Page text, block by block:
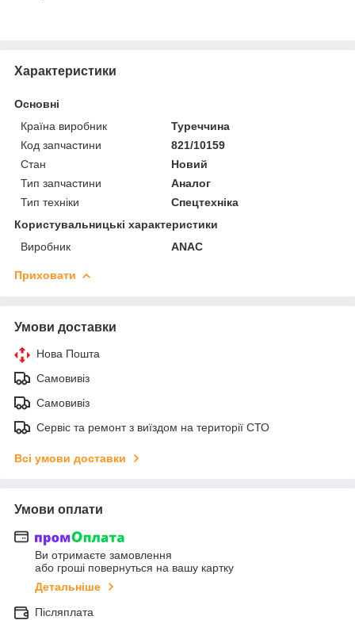
Характеристики
Основні
Країна виробник
Туреччина
Код запчастини
821/10159
Стан
Новий
Тип запчастини
Аналог
Тип техніки
Спецтехніка
Користувальницькі характеристики
Виробник
ANAC
Приховати
Умови доставки
Нова Пошта
Самовивіз
Самовивіз
Сервіс та ремонт з виїздом на території СТО
Всі умови доставки
Умови оплати
Ви отримаєте замовлення
або гроші повернуться на вашу картку
Детальніше
Післяплата